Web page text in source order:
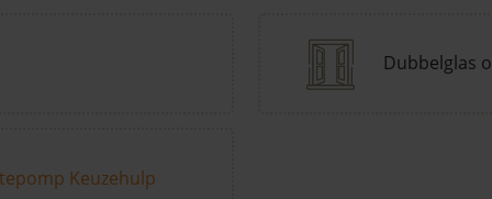
Dubbelglas
Keuzehulp